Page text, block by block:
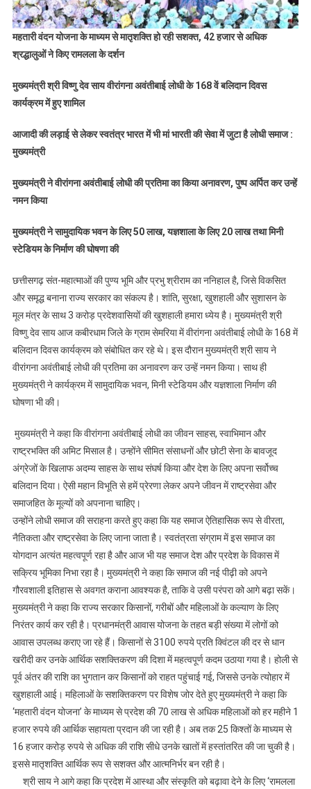
है
हमारी
सरकार
श्री
साय
महतारी वंदन योजना के माध्यम से मातृशक्ति हो रही सशक्त, 42 हजार से अधिक
श्रद्धालुओं ने किए रामलला के दर्शन
मुख्यमंत्री श्री विष्णु देव साय वीरांगना अवंतीबाई लोधी के 168 वें बलिदान दिवस
कार्यक्रम में हुए शामिल
आजादी की लड़ाई से लेकर स्वतंत्र भारत में भी मां भारती की सेवा में जुटा है लोधी समाज :
मुख्यमंत्री
मुख्यमंत्री ने वीरांगना अवंतीबाई लोधी की प्रतिमा का किया अनावरण, पुष्प अर्पित कर उन्हें
नमन किया
मुख्यमंत्री ने सामुदायिक भवन के लिए 50 लाख, यज्ञशाला के लिए 20 लाख तथा मिनी
स्टेडियम के निर्माण की घोषणा की
छत्तीसगढ़ संत-महात्माओं की पुण्य भूमि और प्रभु श्रीराम का ननिहाल है, जिसे विकसित
और समृद्ध बनाना राज्य सरकार का संकल्प है। शांति, सुरक्षा, खुशहाली और सुशासन के
मूल मंत्र के साथ 3 करोड़ प्रदेशवासियों की खुशहाली हमारा ध्येय है। मुख्यमंत्री श्री
विष्णु देव साय आज कबीरधाम जिले के ग्राम सेमरिया में वीरांगना अवंतीबाई लोधी के 168 में
बलिदान दिवस कार्यक्रम को संबोधित कर रहे थे। इस दौरान मुख्यमंत्री श्री साय ने
वीरांगना अवंतीबाई लोधी की प्रतिमा का अनावरण कर उन्हें नमन किया। साथ ही
मुख्यमंत्री ने कार्यक्रम में सामुदायिक भवन, मिनी स्टेडियम और यज्ञशाला निर्माण की
घोषणा भी की।
मुख्यमंत्री ने कहा कि वीरांगना अवंतीबाई लोधी का जीवन साहस, स्वाभिमान और
राष्ट्रभक्ति की अमिट मिसाल है। उन्होंने सीमित संसाधनों और छोटी सेना के बावजूद
अंग्रेजों के खिलाफ अदम्य साहस के साथ संघर्ष किया और देश के लिए अपना सर्वोच्च
बलिदान दिया। ऐसी महान विभूति से हमें प्रेरणा लेकर अपने जीवन में राष्ट्रसेवा और
समाजहित के मूल्यों को अपनाना चाहिए।
उन्होंने लोधी समाज की सराहना करते हुए कहा कि यह समाज ऐतिहासिक रूप से वीरता,
नैतिकता और राष्ट्रसेवा के लिए जाना जाता है। स्वतंत्रता संग्राम में इस समाज का
योगदान अत्यंत महत्वपूर्ण रहा है और आज भी यह समाज देश और प्रदेश के विकास में
सक्रिय भूमिका निभा रहा है। मुख्यमंत्री ने कहा कि समाज की नई पीढ़ी को अपने
गौरवशाली इतिहास से अवगत कराना आवश्यक है, ताकि वे उसी परंपरा को आगे बढ़ा सकें।
मुख्यमंत्री ने कहा कि राज्य सरकार किसानों, गरीबों और महिलाओं के कल्याण के लिए
निरंतर कार्य कर रही है। प्रधानमंत्री आवास योजना के तहत बड़ी संख्या में लोगों को
आवास उपलब्ध कराए जा रहे हैं। किसानों से 3100 रुपये प्रति क्विंटल की दर से धान
खरीदी कर उनके आर्थिक सशक्तिकरण की दिशा में महत्वपूर्ण कदम उठाया गया है। होली से
पूर्व अंतर की राशि का भुगतान कर किसानों को राहत पहुंचाई गई, जिससे उनके त्योहार में
खुशहाली आई। महिलाओं के सशक्तिकरण पर विशेष जोर देते हुए मुख्यमंत्री ने कहा कि
‘महतारी वंदन योजना’ के माध्यम से प्रदेश की 70 लाख से अधिक महिलाओं को हर महीने 1
हजार रुपये की आर्थिक सहायता प्रदान की जा रही है। अब तक 25 किश्तों के माध्यम से
16 हजार करोड़ रुपये से अधिक की राशि सीधे उनके खातों में हस्तांतरित की जा चुकी है।
इससे मातृशक्ति आर्थिक रूप से सशक्त और आत्मनिर्भर बन रही है।
श्री साय ने आगे कहा कि प्रदेश में आस्था और संस्कृति को बढ़ावा देने के लिए ‘रामलला